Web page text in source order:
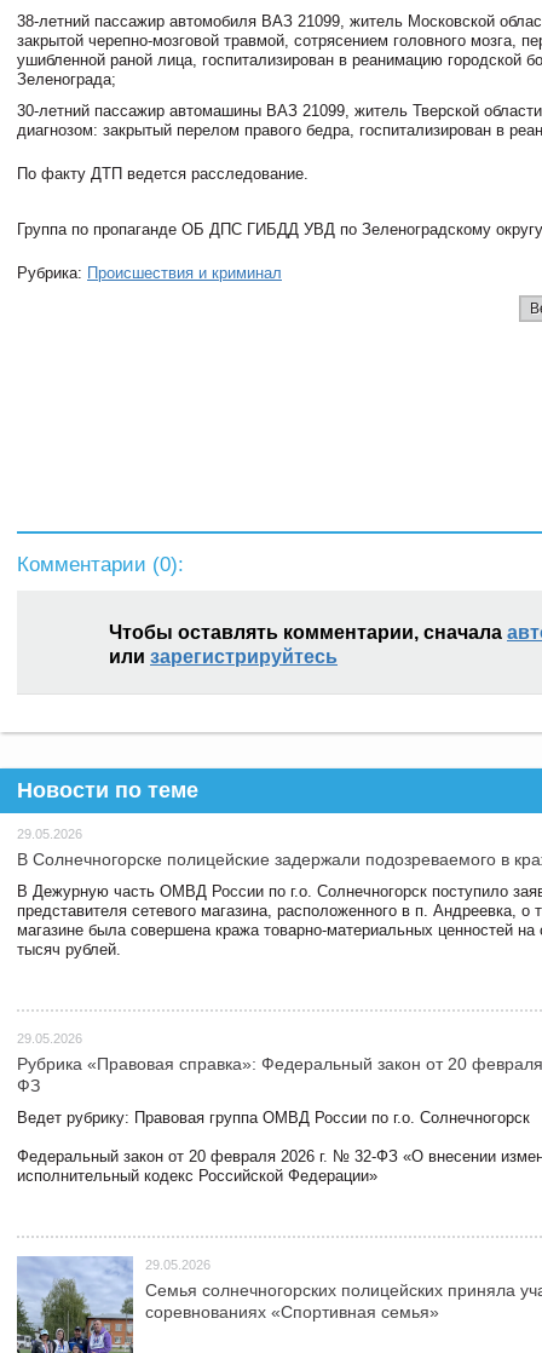
38-летний пассажир автомобиля ВАЗ 21099, житель Московской
закрытой черепно-мозговой травмой, сотрясением головного мозга,
ушибленной раной лица, госпитализирован в реанимацию городской
Зеленограда;
30-летний пассажир автомашины ВАЗ 21099, житель Тверской
диагнозом: закрытый перелом правого бедра, госпитализирован в
По факту ДТП ведется расследование.
Группа по пропаганде ОБ ДПС ГИБДД УВД по Зеленоградскому
Рубрика: Происшествия и криминал
Комментарии (0):
Чтобы оставлять комментарии, сначала
или зарегистрируйтесь
Новости по теме
29.05.2026
В Солнечногорске полицейские задержали подозреваемого в
В Дежурную часть ОМВД России по г.о. Солнечногорск поступило
представителя сетевого магазина, расположенного в п. Андреевка, о
магазине была совершена кража товарно-материальных ценностей
тысяч рублей.
29.05.2026
Рубрика «Правовая справка»: Федеральный закон от 20
ФЗ
Ведет рубрику: Правовая группа ОМВД России по г.о. Солнечногорск
Федеральный закон от 20 февраля 2026 г. № 32-ФЗ «О внесении
исполнительный кодекс Российской Федерации»
29.05.2026
Семья солнечногорских полицейских приняла
соревнованиях «Спортивная семья»